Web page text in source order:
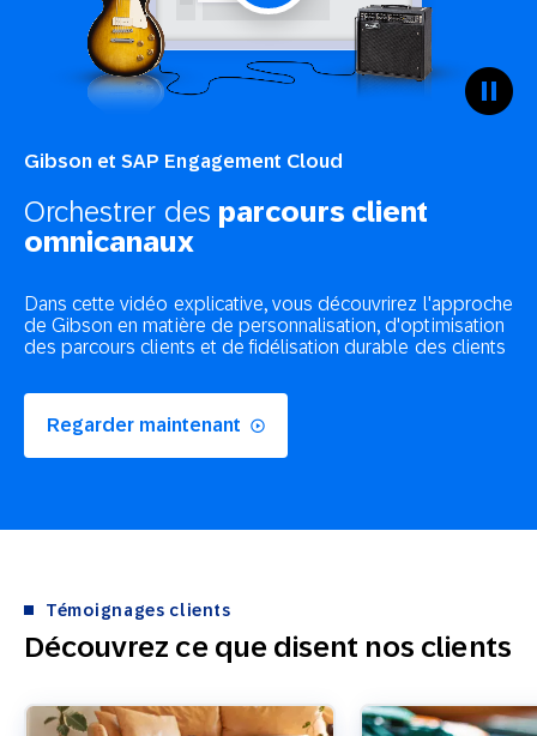
Gibson et SAP Engagement Cloud
Orchestrer des parcours client
omnicanaux
Dans cette vidéo explicative, vous découvrirez l'approche
de Gibson en matière de personnalisation, d'optimisation
des parcours clients et de fidélisation durable des clients
Regarder maintenant
Découvrez ce que disent nos clients
Témoignages clients